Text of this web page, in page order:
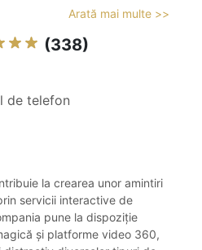
Arată mai multe >>
(338)
de telefon
la crearea unor amintiri
servicii interactive de
pune la dispoziție
și platforme video 360,